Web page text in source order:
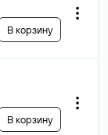
В корзину
В корзину